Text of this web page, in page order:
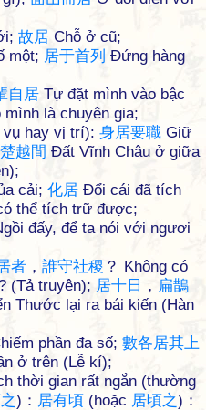
故居 Chỗ ở cũ;
một; 居于首列 Đứng hàng
自 居 Tự đặt mình vào bậc
mình là chuyên gia;
hay vị trí): 身居要職 Giữ
楚越間 Đất Vĩnh Châu ở giữa
cải; 化居 Đổi cái đã tích
thể tích trữ được;
đấy, để ta nói với ngươi
者 ， 誰守社稷 ？ Không có
(Tả truyện); 居十 日 ， 扁鵲
Thước lại ra bái kiến (Hàn
phần đa số; 數各居其上
ở trên (Lễ kí);
thời gian rất ngắn (thường
之)： 居有頃 (hoặc 居頃之)：